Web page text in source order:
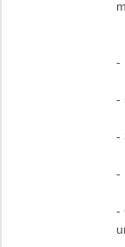
-
-
-
-
-